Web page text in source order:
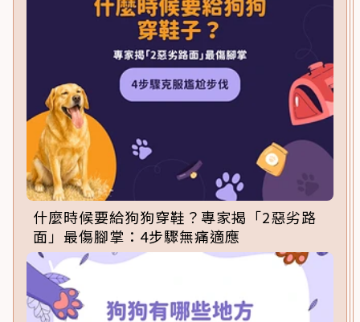
什麼時候要給狗狗穿鞋？專家揭「2惡劣路
面」最傷腳掌：4步驟無痛適應